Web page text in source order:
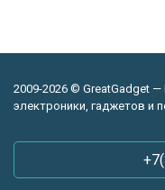
2009-2026 © GreatGadget —
электроники, гаджетов и